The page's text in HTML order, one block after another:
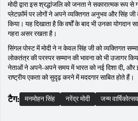
मोदी द्वारा इस श्रद्धांजलि को जनता ने सकारात्मक रूप
प्लेटफ़ॉर्म पर लोगों ने अपने व्यक्तिगत अनुभव और सिंह जी
किया। यह दिखाता है कि वर्षों के बाद भी उनका योगदान
गहरा असर रखता है।
सिंगल पोस्ट में मोदी ने न केवल सिंह जी को व्यक्तिगत
लोकतंत्र की परस्पर सम्मान की भावना को भी उजागर
नेताओं ने अपने-अपने समय में भारत को नई दिशा दी, और
राष्ट्रीय एकता को सुदृढ़ करने में मददगार साबित होते हैं।
टैग: मनमोहन सिंह नरेंद्र मोदी जन्म वार्षिकोत्सव